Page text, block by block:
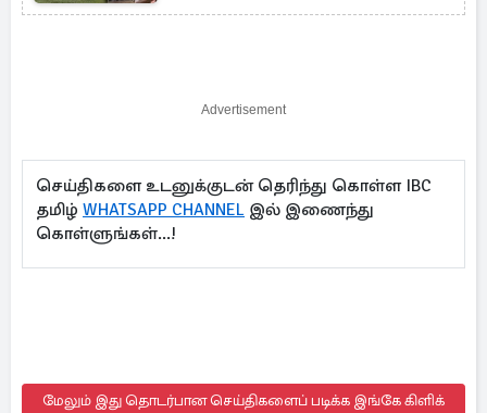
பணிகள்
Advertisement
செய்திகளை உடனுக்குடன் தெரிந்து கொள்ள IBC
தமிழ் WHATSAPP CHANNEL இல் இணைந்து
கொள்ளுங்கள்...!
மேலும் இது தொடர்பான செய்திகளைப் படிக்க இங்கே கிளிக்